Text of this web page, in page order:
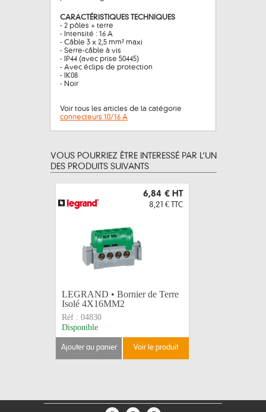
CARACTÉRISTIQUES TECHNIQUES
- 2 pôles + terre
- Intensité : 16 A
- Câble 3 x 2,5 mm² maxi
- Serre-câble à vis
- IP44 (avec prise 50445)
- Avec éclips de protection
- IK08
- Noir
Voir tous les articles de la catégorie
connecteurs 10/16 A
VOUS POURRIEZ ÊTRE INTERESSÉ PAR L’UN
DES PRODUITS SUIVANTS
6,84 € HT
8,21 € TTC
LEGRAND • Bornier de Terre
Isolé 4X16MM2
Réf : 04830
Disponible
ajouter au panier voir le produit